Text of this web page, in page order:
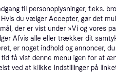
til personoplysninger, f.eks.
du vælger Accepter, gør det
der er vist under »Vi og vores
Afvis alle eller trækker dit
er noget indhold og annoncer, du
få vist denne menu igen for at
ved at klikke Indstillinger på